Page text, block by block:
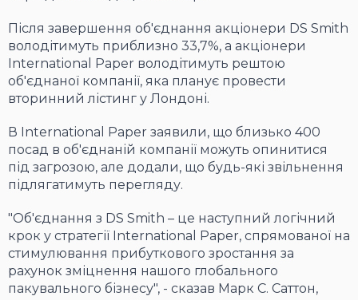
Після завершення об'єднання акціонери DS Smith
володітимуть приблизно 33,7%, а акціонери
International Paper володітимуть рештою
об'єднаної компанії, яка планує провести
вторинний лістинг у Лондоні.
В International Paper заявили, що близько 400
посад в об'єднаній компанії можуть опинитися
під загрозою, але додали, що будь-які звільнення
підлягатимуть перегляду.
"Об'єднання з DS Smith – це наступний логічний
крок у стратегії International Paper, спрямованої на
стимулювання прибуткового зростання за
рахунок зміцнення нашого глобального
пакувального бізнесу", - сказав Марк С. Саттон,